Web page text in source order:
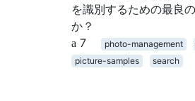
を識別するための最良
か？
7
photo-management
picture-samples
search